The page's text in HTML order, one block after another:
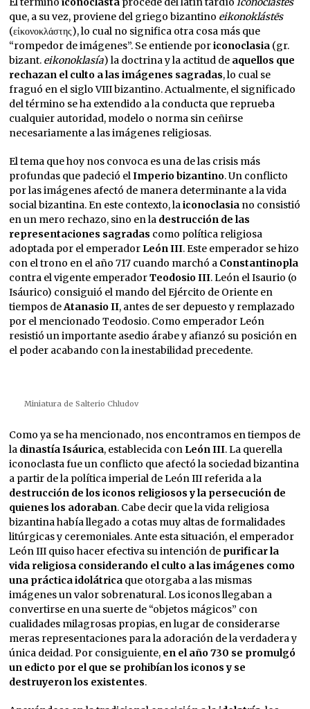
que, a su vez, proviene del griego bizantino eikonoklástēs
(εἰκονοκλάστης), lo cual no significa otra cosa más que
“rompedor de imágenes”. Se entiende poriconoclasia (gr.
bizant. eikonoklasía) la doctrina y la actitud de aquellos que
rechazan el culto a las imágenes sagradas, lo cual se
fraguó en el siglo VIII bizantino. Actualmente, el significado
del término se ha extendido a la conducta que reprueba
cualquier autoridad, modelo o norma sin ceñirse
necesariamente a las imágenes religiosas.
El tema que hoy nos convoca es una de las crisis más
profundas que padeció elImperio bizantino. Un conflicto
por las imágenes afectó de manera determinante a la vida
social bizantina. En este contexto, laiconoclasia no consistió
en un mero rechazo, sino en la destrucción de las
representaciones sagradas como política religiosa
adoptada por el emperador León III. Este emperador se hizo
con el trono en el año 717 cuando marchó a Constantinopla
contra el vigente emperadorTeodosio III. León el Isaurio (o
Isáurico) consiguió el mando del Ejército de Oriente en
tiempos deAtanasio II, antes de ser depuesto y remplazado
por el mencionado Teodosio. Como emperador León
resistió un importante asedio árabe y afianzó su posición en
el poder acabando con la inestabilidad precedente.
Miniatura de Salterio Chludov
Como ya se ha mencionado, nos encontramos en tiempos de
la dinastía Isáurica, establecida con León III. La querella
iconoclasta fue un conflicto que afectó la sociedad bizantina
a partir de la política imperial de León III referida a la
destrucción de los iconos religiosos y la persecución de
quienes los adoraban. Cabe decir que la vida religiosa
bizantina había llegado a cotas muy altas de formalidades
litúrgicas y ceremoniales. Ante esta situación, el emperador
León III quiso hacer efectiva su intención de purificar la
vida religiosa considerando el culto a las imágenes como
una práctica idolátrica que otorgaba a las mismas
imágenes un valor sobrenatural. Los iconos llegaban a
convertirse en una suerte de “objetos mágicos” con
cualidades milagrosas propias, en lugar de considerarse
meras representaciones para la adoración de la verdadera y
única deidad. Por consiguiente, en el año 730 se promulgó
un edicto por el que se prohibían los iconos y se
destruyeron los existentes.